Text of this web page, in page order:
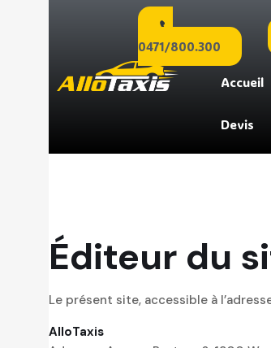
0471/800.300
Accueil
Devis
Éditeur du
Le présent site, accessible à
AlloTaxis